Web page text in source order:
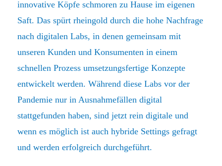
innovative Köpfe schmoren zu Hause im eigenen
Saft. Das spürt rheingold durch die hohe Nachfrage
nach digitalen Labs, in denen gemeinsam mit
unseren Kunden und Konsumenten in einem
schnellen Prozess umsetzungsfertige Konzepte
entwickelt werden. Während diese Labs vor der
Pandemie nur in Ausnahmefällen digital
stattgefunden haben, sind jetzt rein digitale und
wenn es möglich ist auch hybride Settings gefragt
und werden erfolgreich durchgeführt.